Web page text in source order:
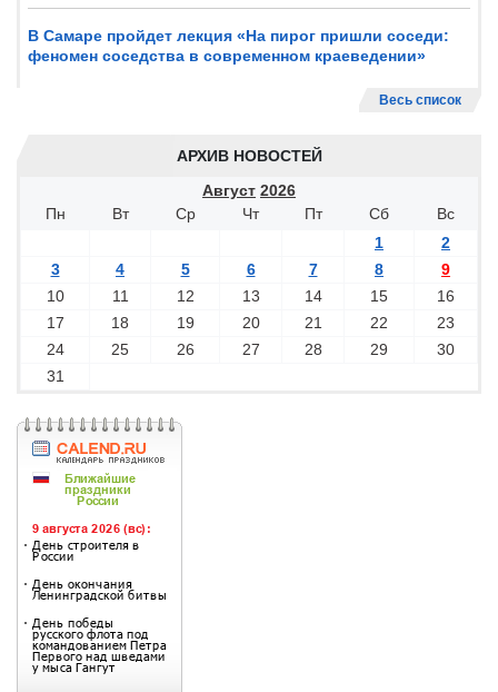
В Самаре пройдет лекция «На пирог пришли соседи:
феномен соседства в современном краеведении»
Весь список
АРХИВ НОВОСТЕЙ
Август 2026
Пн
Вт Ср Чт Пт Сб
Вс
1
2
3
4 5 6 7 8
9
10
11 12 13 14 15
16
17
18 19 20 21 22
23
24
25 26 27 28 29
30
31